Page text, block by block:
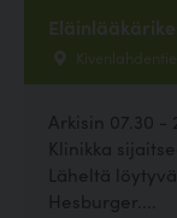
Arkisin 07.30 -
Klinikka
Läheltä
Hesburger....